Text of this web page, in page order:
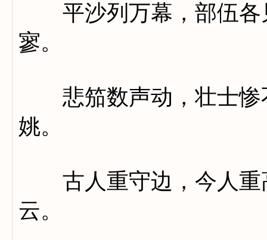
平沙列万幕，部伍各
寥。
悲笳数声动，壮士惨
姚。
古人重守边，今人重
云。